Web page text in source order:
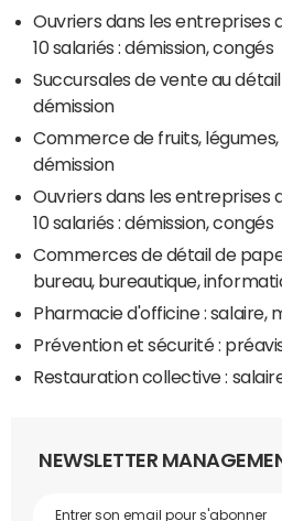
Ouvriers dans les entreprises
10 salariés : démission, congés
Succursales de vente au
démission
Commerce de fruits, légumes,
démission
Ouvriers dans les entreprises
10 salariés : démission, congés
Commerces de détail de
bureau, bureautique,
Pharmacie d'officine : salaire,
Prévention et sécurité :
Restauration collective :
NEWSLETTER